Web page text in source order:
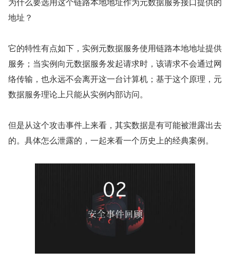
地址？
它的特性有点如下，实例元数据服务使用链路本地地址提供
服务；当实例向元数据服务发起请求时，该请求不会通过网
络传输，也永远不会离开这一台计算机；基于这个原理，元
数据服务理论上只能从实例内部访问。
但是从这个攻击事件上来看，其实数据是有可能被泄露出去
的。具体怎么泄露的，一起来看一个历史上的经典案例。